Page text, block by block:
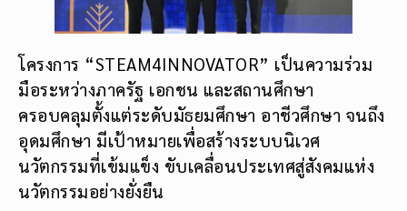
โครงการ “STEAM4INNOVATOR” เป็นความร่วม
มือระหว่างภาครัฐ เอกชน และสถานศึกษา
ครอบคลุมตั้งแต่ระดับมัธยมศึกษา อาชีวศึกษา จนถึง
อุดมศึกษา มีเป้าหมายเพื่อสร้างระบบนิเวศ
นวัตกรรมที่เข้มแข็ง ขับเคลื่อนประเทศสู่สังคมแห่ง
นวัตกรรมอย่างยั่งยืน